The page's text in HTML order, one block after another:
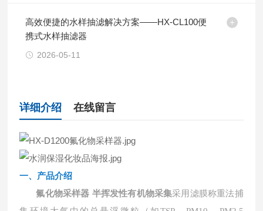
高效便捷的水样抽滤解决方案——HX-CL100便
携式水样抽滤器
2026-05-11
详细介绍 在线留言
一、产品介绍
氟化物采样器 半挥发性有机物采集采用滤膜称重法捕